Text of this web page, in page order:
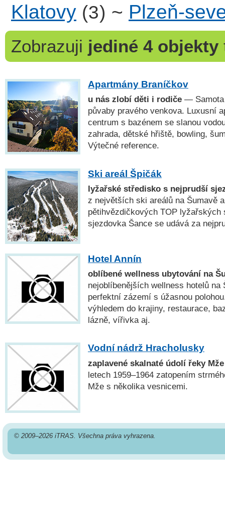
Klatovy (3) ~ Plzeň-
Zobrazuji jediné 4 objekty
Apartmány Braníčkov
u nás zlobí děti i rodiče — Samota
půvaby pravého venkova. Luxusní
centrum s bazénem se slanou
zahrada, dětské hřiště, bowling,
Výtečné reference.
Ski areál Špičák
lyžařské středisko s nejprudší
z největších ski areálů na Šumavě
pětihvězdičkových TOP lyžařských
sjezdovka Šance se udává za
Hotel Annín
oblíbené wellness ubytování na
nejoblíbenějších wellness hotelů na
perfektní zázemí s úžasnou
výhledem do krajiny, restaurace,
lázně, vířivka aj.
Vodní nádrž Hracholusky
zaplavené skalnaté údolí řeky Mže
letech 1959–1964 zatopením
Mže s několika vesnicemi.
© 2009–2026 iTRAS. Všechna práva vyhrazena.